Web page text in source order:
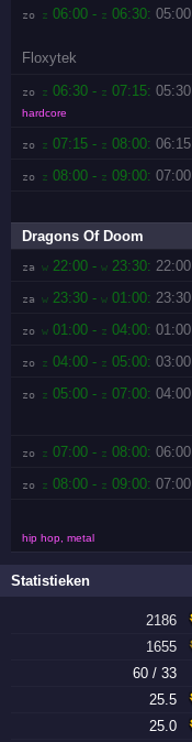
zo z 06:00 - z 06:30:
Floxytek
zo z 06:30 - z 07:15:
hardcore
zo z 07:15 - z 08:00:
zo z 08:00 - z 09:00:
Dragons Of Doom
za w 22:00 -w 23:30:
za w 23:30 -w 01:00:
zo w 01:00 - z 04:00:
zo z 04:00 - z 05:00:
zo z 05:00 - z 07:00:
zo z 07:00 - z 08:00:
zo z 08:00 - z 09:00:
hip hop, metal
Statistieken
2186
1655
60 / 33
25.5
25.0